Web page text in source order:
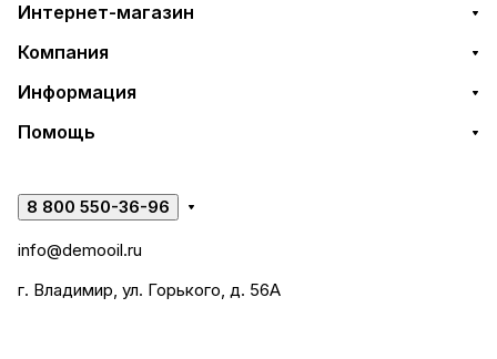
Интернет-магазин
Компания
Информация
Помощь
8 800 550-36-96
info@demooil.ru
г. Владимир, ул. Горького, д. 56А